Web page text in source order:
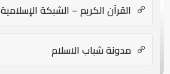
القرآن الكريم – الشبكة الإسلامية
مدونة شباب الاسلام